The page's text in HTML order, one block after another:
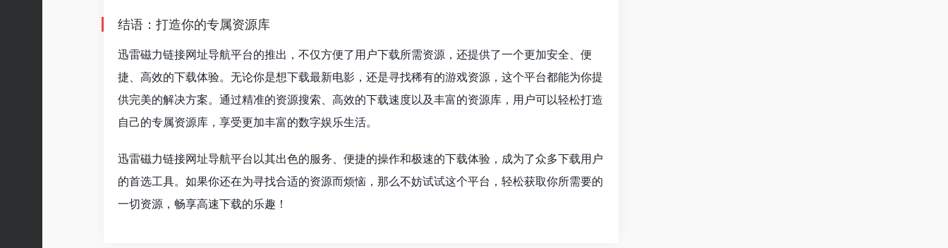
结语：打造你的专属资源库
迅雷磁力链接网址导航平台的推出，不仅方便了用户下载所需资源，还提供了一个更加安全、便
捷、高效的下载体验。无论你是想下载最新电影，还是寻找稀有的游戏资源，这个平台都能为你提
供完美的解决方案。通过精准的资源搜索、高效的下载速度以及丰富的资源库，用户可以轻松打造
自己的专属资源库，享受更加丰富的数字娱乐生活。
迅雷磁力链接网址导航平台以其出色的服务、便捷的操作和极速的下载体验，成为了众多下载用户
的首选工具。如果你还在为寻找合适的资源而烦恼，那么不妨试试这个平台，轻松获取你所需要的
一切资源，畅享高速下载的乐趣！